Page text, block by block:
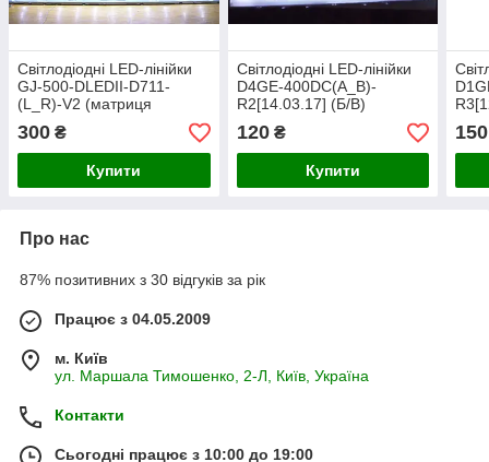
Світлодіодні LED-лінійки
GJ-500-DLEDII-D711-
(L_R)-V2 (матриця
TPT500J1-HVN04) Б/В
300 ₴
Купити
Світлодіодні LED-лінійки
D4GE-400DC(A_B)-
R2[14.03.17] (Б/В)
(матриця CY-
GJ040BGSV4V)
120₴
Купити
150
Про нас
87% позитивних з 30 відгуків за рік
Працює з 04.05.2009
м. Київ
ул. Маршала Тимошенко, 2-Л, Київ, Україна
Контакти
Сьогодні працює з 10:00 до 19:00